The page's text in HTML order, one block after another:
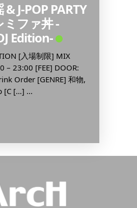
& J-POP PARTY
ミファ丼 -
Edition-
[入場制限] MIX
– 23:00 [FEE] DOOR:
Order [GENRE] 和物,
[C […] ...